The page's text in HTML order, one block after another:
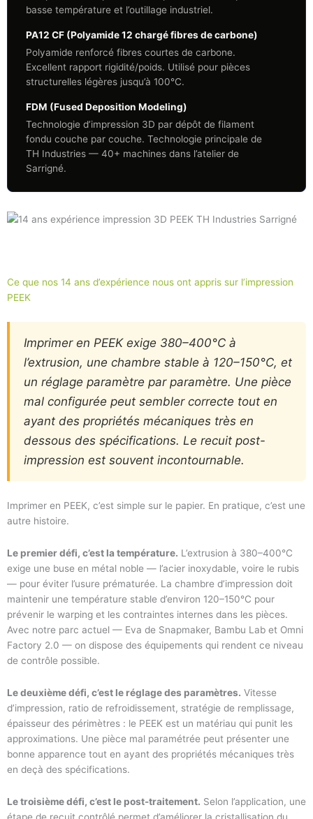
basse température et l’outillage industriel.
PA12 CF (Polyamide 12 chargé fibres de carbone)
Polyamide renforcé fibres courtes de carbone.
Excellent rapport rigidité/poids. Utilisé pour pièces
structurelles légères jusqu’à 100°C.
FDM (Fused Deposition Modeling)
Technologie d’impression 3D par dépôt de filament
fondu couche par couche. Technologie principale de
TH Industries — 40+ machines dans l’atelier de
Sarrigné.
Ce que nos 14 ans d’expérience nous ont appris sur l’impression
PEEK
Imprimer en PEEK exige 380–400°C à
l’extrusion, une chambre stable à 120–150°C, et
un réglage paramètre par paramètre. Une pièce
mal configurée peut sembler correcte tout en
ayant des propriétés mécaniques très en
dessous des spécifications. Le recuit post-
impression est souvent incontournable.
Imprimer en PEEK, c’est simple sur le papier. En pratique, c’est une
autre histoire.
Le premier défi, c’est la température. L’extrusion à 380–400°C
exige une buse en métal noble — l’acier inoxydable, voire le rubis
— pour éviter l’usure prématurée. La chambre d’impression doit
maintenir une température stable d’environ 120–150°C pour
prévenir le warping et les contraintes internes dans les pièces.
Avec notre parc actuel — Eva de Snapmaker, Bambu Lab et Omni
Factory 2.0 — on dispose des équipements qui rendent ce niveau
de contrôle possible.
Le deuxième défi, c’est le réglage des paramètres. Vitesse
d’impression, ratio de refroidissement, stratégie de remplissage,
épaisseur des périmètres : le PEEK est un matériau qui punit les
approximations. Une pièce mal paramétrée peut présenter une
bonne apparence tout en ayant des propriétés mécaniques très
en deçà des spécifications.
Le troisième défi, c’est le post-traitement. Selon l’application, une